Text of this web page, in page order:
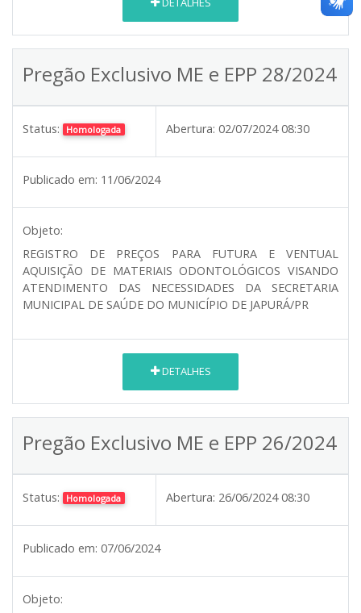
Pregão Exclusivo ME e EPP 28/2024
Status: Homologada Abertura: 02/07/2024 08:30
Publicado em: 11/06/2024
Objeto:
REGISTRO DE PREÇOS PARA FUTURA E VENTUAL
AQUISIÇÃO DE MATERIAIS ODONTOLÓGICOS VISANDO
ATENDIMENTO DAS NECESSIDADES DA SECRETARIA
MUNICIPAL DE SAÚDE DO MUNICÍPIO DE JAPURÁ/PR
DETALHES
Pregão Exclusivo ME e EPP 26/2024
Status: Homologada Abertura: 26/06/2024 08:30
Publicado em: 07/06/2024
Objeto: